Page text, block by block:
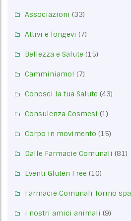
Associazioni (33)
Attivi e longevi (7)
Bellezza e Salute (15)
Camminiamo! (7)
Conosci la tua Salute (43)
Consulenza Cosmesi (1)
Corpo in movimento (15)
Dalle Farmacie Comunali (81)
Eventi Gluten Free (10)
Farmacie Comunali Torino spa
i nostri amici animali (9)